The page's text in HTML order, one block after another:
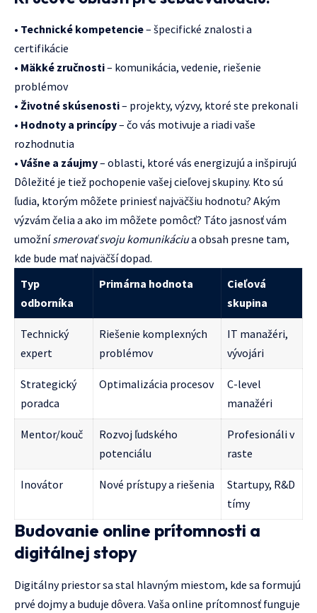
• Technické kompetencie– špecifické znalosti a
certifikácie
• Mäkké zručnosti– komunikácia, vedenie, riešenie
problémov
• Životné skúsenosti– projekty, výzvy, ktoré ste prekonali
• Hodnoty a princípy– čo vás motivuje a riadi vaše
rozhodnutia
• Vášne a záujmy– oblasti, ktoré vás energizujú a inšpirujú
Dôležité je tiež pochopenie vašej cieľovej skupiny. Kto sú
ľudia, ktorým môžete priniesť najväčšiu hodnotu? Akým
výzvám čelia a ako im môžete pomôcť? Táto jasnosť vám
umožnísmerovať svoju komunikáciua obsah presne tam,
kde bude mať najväčší dopad.
Typ
odborníka
Primárna hodnota
Cieľová
skupina
Technický
expert
Riešenie komplexných
problémov
IT manažéri,
vývojári
Strategický
poradca
Optimalizácia procesov
C-level
manažéri
Mentor/kouč
Rozvoj ľudského
potenciálu
Profesionáli v
raste
Inovátor Nové prístupy a riešenia
Startupy, R&D
tímy
Budovanie online prítomnosti a
digitálnej stopy
Digitálny priestor sa stal hlavným miestom, kde sa formujú
prvé dojmy a buduje dôvera. Vaša online prítomnosť funguje